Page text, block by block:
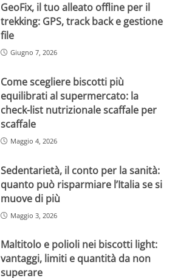
GeoFix, il tuo alleato offline per il
trekking: GPS, track back e gestione
file
Giugno 7, 2026
Come scegliere biscotti più
equilibrati al supermercato: la
check-list nutrizionale scaffale per
scaffale
Maggio 4, 2026
Sedentarietà, il conto per la sanità:
quanto può risparmiare l’Italia se si
muove di più
Maggio 3, 2026
Maltitolo e polioli nei biscotti light:
vantaggi, limiti e quantità da non
superare